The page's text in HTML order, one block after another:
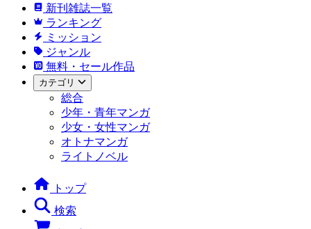
新刊雑誌一覧
ランキング
ミッション
ジャンル
無料・セール作品
カテゴリ
総合
少年・青年マンガ
少女・女性マンガ
オトナマンガ
ライトノベル
トップ
検索